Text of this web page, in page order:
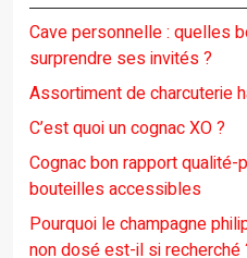
Cave personnelle : quelles
surprendre ses invités ?
Assortiment de charcuterie
C’est quoi un cognac XO ?
Cognac bon rapport
bouteilles accessibles
Pourquoi le champagne
non dosé est-il si recherché